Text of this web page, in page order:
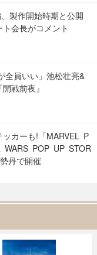
製作開始時期と公開
会長がコメント
全員いい」池松壮亮&
戦前夜』
ッカーも!「MARVEL P
WARS POP UP STOR
丹で開催